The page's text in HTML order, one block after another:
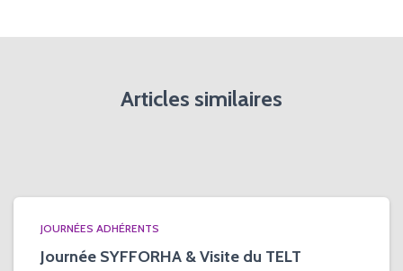
Articles similaires
JOURNÉES ADHÉRENTS
Journée SYFFORHA & Visite du TELT